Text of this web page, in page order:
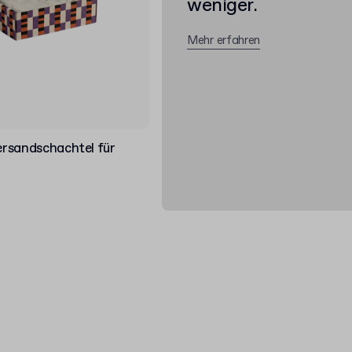
für
weniger.
Mehr erfahren